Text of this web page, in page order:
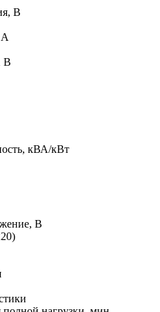
В
В
кВА/кВт
В